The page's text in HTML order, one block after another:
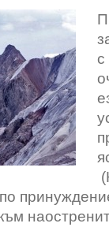
по